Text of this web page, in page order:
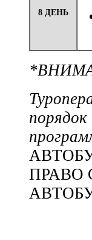
8 ДЕНЬ
ПРАВО